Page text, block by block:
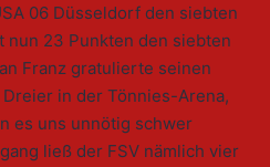
06 Düsseldorf den siebten
nun 23 Punkten den siebten
Franz gratulierte seinen
in der Tönnies-Arena,
es uns unnötig schwer
ließ der FSV nämlich vier